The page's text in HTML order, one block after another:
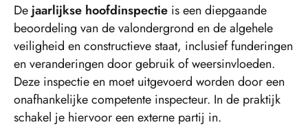
De jaarlijkse hoofdinspectie is een diepgaande
beoordeling van de valondergrond en de algehele
veiligheid en constructieve staat, inclusief funderingen
en veranderingen door gebruik of weersinvloeden.
Deze inspectie en moet uitgevoerd worden door een
onafhankelijke competente inspecteur. In de praktijk
schakel je hiervoor een externe partij in.